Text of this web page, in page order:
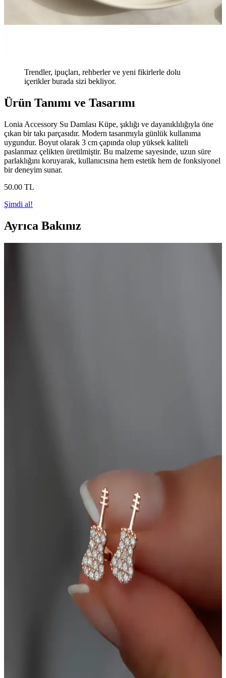
Trendler, ipuçları, rehberler ve yeni fikirlerle dolu
içerikler burada sizi bekliyor.
Ürün Tanımı ve Tasarımı
Lonia Accessory Su Damlası Küpe, şıklığı ve dayanıklılığıyla öne
çıkan bir takı parçasıdır. Modern tasarımıyla günlük kullanıma
uygundur. Boyut olarak 3 cm çapında olup yüksek kaliteli
paslanmaz çelikten üretilmiştir. Bu malzeme sayesinde, uzun süre
parlaklığını koruyarak, kullanıcısına hem estetik hem de fonksiyonel
bir deneyim sunar.
50.00 TL
Şimdi al!
Ayrıca Bakınız
Chavin Tek Zirkon Taşlı Çelik Küpe 8 mm: 316L
Paslanmaz Çelik ve Şık Minimal Tasarım
Chavin Tek Zirkon Taşlı Çelik Küpe, 8 mm tek zirkon taşı ve 316L
paslanmaz çelik yapısıyla dayanıklılık ve uzun ömür sunar. Unisex
tasarım sade ve günlük kullanım için uygun; alerji riski düşüklüğü
ve kolay bakım avantajı sağlar.
Minimalist Altın Küpe Seçenekleri ile Şıklık ve
Sadeliği Yakalayın
Minimalist altın küpeler, sade ve şık tasarımlarıyla günlük ve özel
günlerinizde stilinizi tamamlar, kalite ve zarafeti bir arada sunar.
Merano Design Yılz Küpe 2cm Zarif ve Dayanıklı
Modern Takı Seçeneği
Merano Design'in 2 cm boyutundaki Yılz Küpe'si, zarif tasarımı,
yüksek kaliteli malzemeleri ve dayanıklılığıyla günlük ve özel